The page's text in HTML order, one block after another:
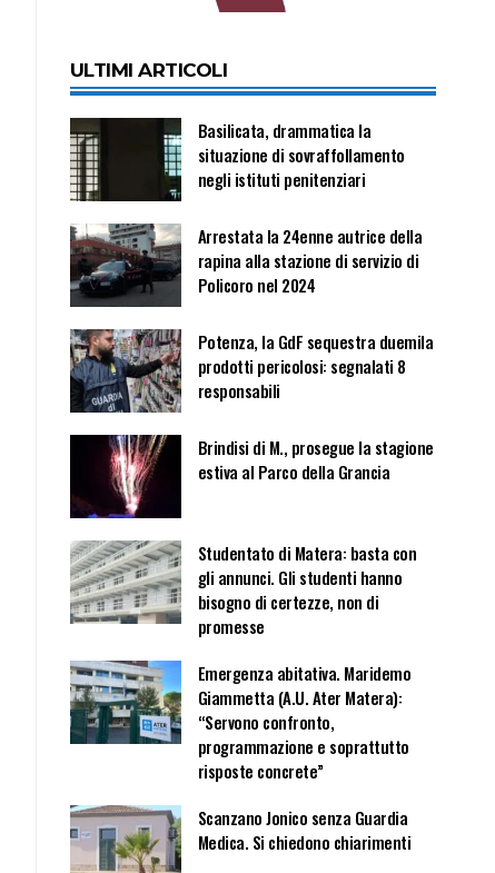
ULTIMI ARTICOLI
Basilicata, drammatica la
situazione di sovraffollamento
negli istituti penitenziari
Arrestata la 24enne autrice della
rapina alla stazione di servizio di
Policoro nel 2024
Potenza, la GdF sequestra duemila
prodotti pericolosi: segnalati 8
responsabili
Brindisi di M., prosegue la stagione
estiva al Parco della Grancia
Studentato di Matera: basta con
gli annunci. Gli studenti hanno
bisogno di certezze, non di
promesse
Emergenza abitativa. Maridemo
Giammetta (A.U. Ater Matera):
“Servono confronto,
programmazione e soprattutto
risposte concrete”
Scanzano Jonico senza Guardia
Medica. Si chiedono chiarimenti